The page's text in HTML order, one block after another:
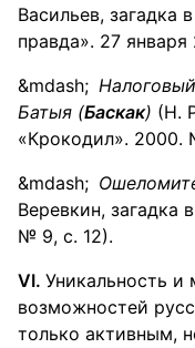
Васильев, загадка
правда». 27 января
Батыя (Баскак) (Н.
«Крокодил». 2000.
Веревкин, загадка
№ 9, с. 12).
VI. Уникальность и
возможностей
только активным,